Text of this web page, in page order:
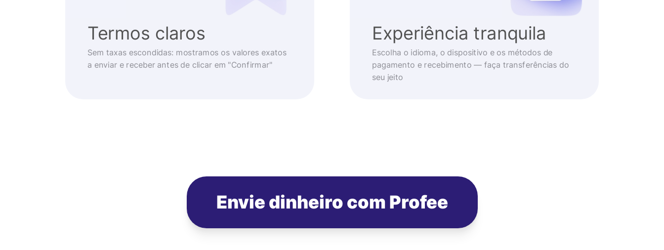
Termos claros
Sem taxas escondidas: mostramos os valores exatos
a enviar e receber antes de clicar em "Confirmar"
Experiência tranquila
Escolha o idioma, o dispositivo e os métodos de
pagamento e recebimento — faça transferências do
seu jeito
Envie dinheiro com Profee